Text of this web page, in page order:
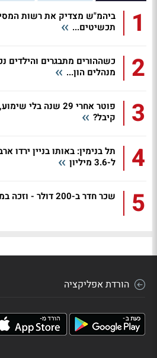
1
ביהמ"ש מצדיק את רשות
תכשיטים...
2
כשההורים מתבגרים והילדים
מנהלים הון...
3
קיבל?
4
ל-3.6 מיליון
5 שכר חדר ב-200 דולר - וזכה במחצית מדירת המנוחה
הורדת אפליקציה